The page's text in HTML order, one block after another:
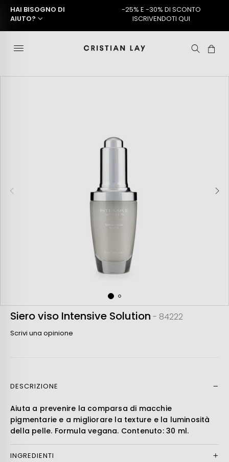
HAI BISOGNO DI
AIUTO?
-25% E -30% DI SCONTO
ISCRIVENDOTI QUI
Siero viso Intensive Solution - 84222
Scrivi una opinione
DESCRIZIONE
Aiuta a prevenire la comparsa di macchie
pigmentarie e a migliorare la texture e la luminosità
della pelle. Formula vegana. Contenuto: 30 ml.
INGREDIENTI